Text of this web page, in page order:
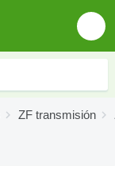
ZF transmisión